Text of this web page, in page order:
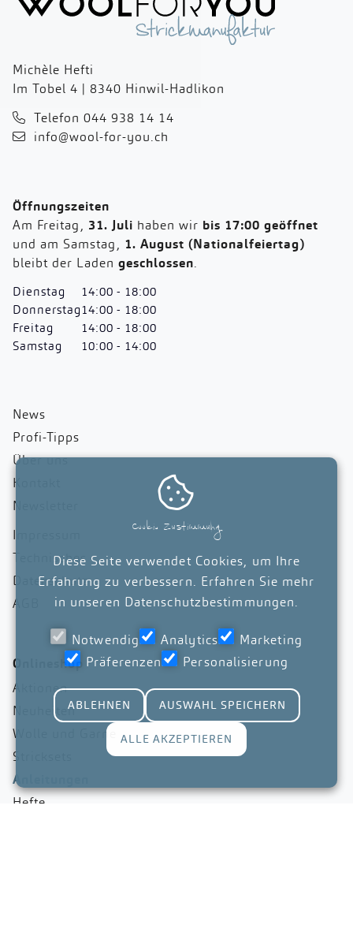
Michèle Hefti
Im Tobel 4 | 8340 Hinwil-Hadlikon
Telefon 044 938 14 14
info@wool-for-you.ch
Öffnungszeiten
Am Freitag, 31. Juli haben wir bis 17:00 geöffnet
und am Samstag, 1. August (Nationalfeiertag)
bleibt der Laden geschlossen.
Dienstag
Donnerstag
Freitag
Samstag
14:00 - 18:00
14:00 - 18:00
14:00 - 18:00
10:00 - 14:00
News
Profi-Tipps
Über uns
Kontakt
Newsletter
Impressum
Technisches
Datenschutz
AGB
Onlineshop
Aktionen
Neuheiten
Wolle und Garne
Stricksets
Anleitungen
Hefte

Cookie Zustimmung
Diese Seite verwendet Cookies, um Ihre
Erfahrung zu verbessern. Erfahren Sie mehr
in unseren Datenschutzbestimmungen.
Notwendig Analytics
Marketing
Präferenzen
Personalisierung
ABLEHNEN AUSWAHL SPEICHERN
ALLE AKZEPTIEREN